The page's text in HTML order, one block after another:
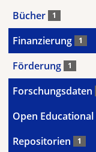
Bücher 1
Finanzierung 1
Förderung 1
Forschungsdaten
Open Educational
Repositorien 1